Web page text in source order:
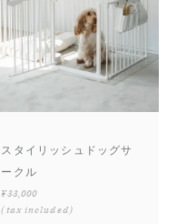
スタイリッシュドッグサ
ークル
¥33,000
(tax included)